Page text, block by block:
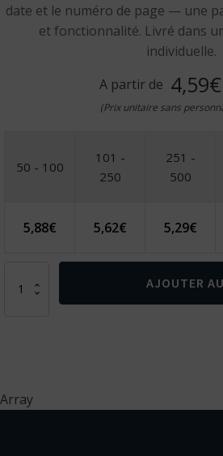
date et le numéro de page — une
et fonctionnalité. Livré dans
individuelle.
A partir de 4,59€
(Prix unitaire sans
50 - 100
101 -
250
251 -
500
5,88€ 5,62€ 5,29€
FSC
70g/m²
AJOUTER
Array